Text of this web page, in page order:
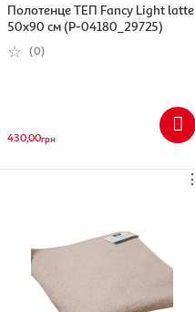
Полотенце ТЕП Fancy Light latte
50x90 см (Р-04180_29725)
(0)
430,00грн
⋮